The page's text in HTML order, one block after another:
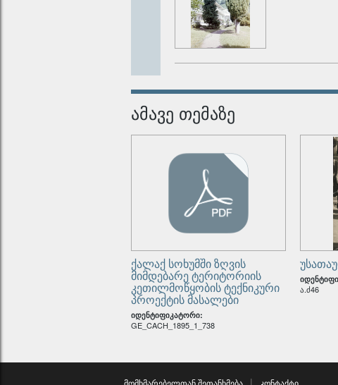
უსათაურო
უსათაურო
ამავე თემაზე
ქალაქ სოხუმში ზღვის
მიმდებარე ტერიტორიის
კეთილმოწყობის ტექნიკური
პროექტის მასალები
იდენტიფიკატორი:
GE_CACH_1895_1_738
ა.ძ46